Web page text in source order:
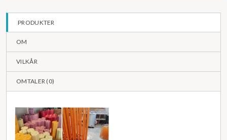
PRODUKTER
OM
VILKÅR
OMTALER (0)